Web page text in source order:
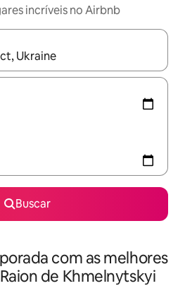
incríveis no Airbnb
disponíveis, explore-os
Buscar
com as melhores
de Khmelnytskyi